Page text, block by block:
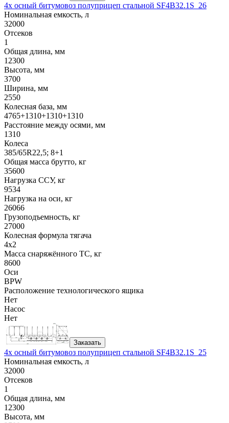
4х осный битумовоз полуприцеп стальной SF4B32.1S_26
Номинальная емкость, л
32000
Отсеков
1
Общая длина, мм
12300
Высота, мм
3700
Ширина, мм
2550
Колесная база, мм
4765+1310+1310+1310
Расстояние между осями, мм
1310
Колеса
385/65R22,5; 8+1
Общая масса брутто, кг
35600
Нагрузка ССУ, кг
9534
Нагрузка на оси, кг
26066
Грузоподъемность, кг
27000
Колесная формула тягача
4x2
Масса снаряжённого ТС, кг
8600
Оси
BPW
Расположение технологического ящика
Нет
Насос
Нет
Заказать
4х осный битумовоз полуприцеп стальной SF4B32.1S_25
Номинальная емкость, л
32000
Отсеков
1
Общая длина, мм
12300
Высота, мм